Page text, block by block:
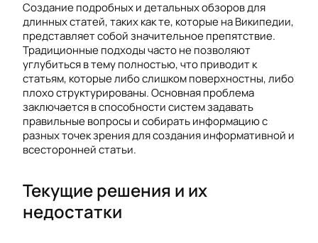
Создание подробных и детальных обзоров для
длинных статей, таких как те, которые на Википедии,
представляет собой значительное препятствие.
Традиционные подходы часто не позволяют
углубиться в тему полностью, что приводит к
статьям, которые либо слишком поверхностны, либо
плохо структурированы. Основная проблема
заключается в способности систем задавать
правильные вопросы и собирать информацию с
разных точек зрения для создания информативной и
всесторонней статьи.
Текущие решения и их
недостатки